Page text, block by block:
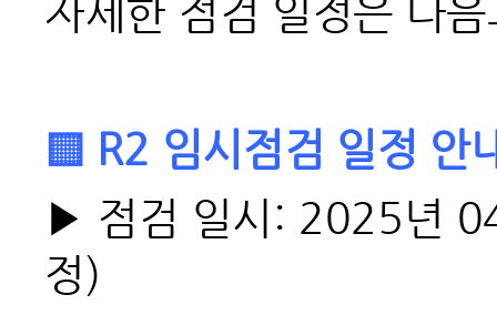
자세한 점검 일정은 다
▒ R2 임시점검 일정 안
▶ 점검 일시: 2025년
정)